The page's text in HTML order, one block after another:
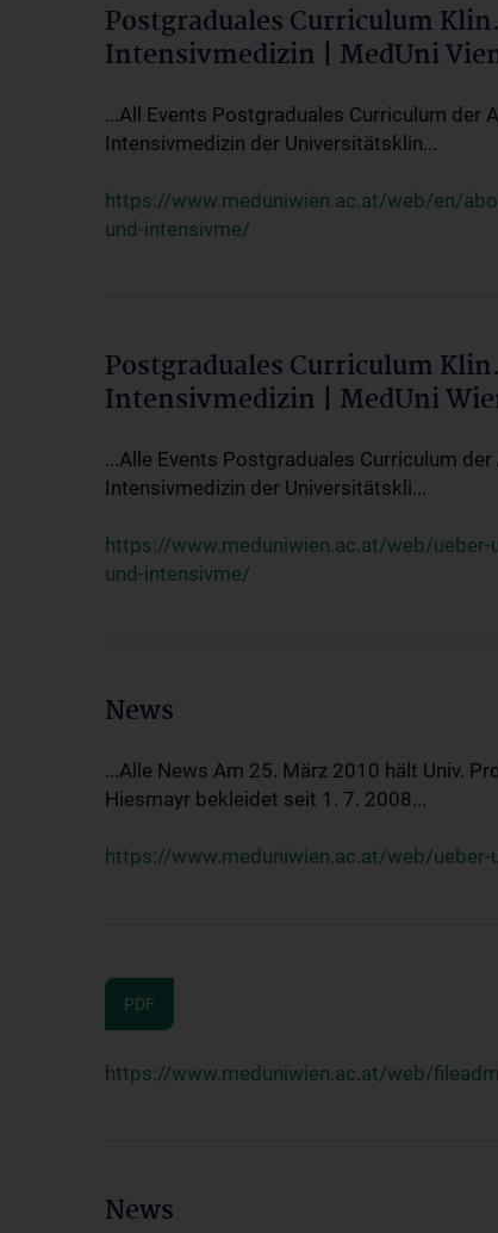
Postgraduales Curriculum
Intensivmedizin | MedUni
...All Events Postgraduales Curriculum der
Intensivmedizin der Universitätsklin...
https://www.meduniwien.ac.at/web/en/
und-intensivme/
Postgraduales Curriculum
Intensivmedizin | MedUni
...Alle Events Postgraduales Curriculum
Intensivmedizin der Universitätskli...
https://www.meduniwien.ac.at/web/
und-intensivme/
News
...Alle News Am 25. März 2010 hält Univ.
Hiesmayr bekleidet seit 1. 7. 2008...
https://www.meduniwien.ac.at/web/
PDF
https://www.meduniwien.ac.at/web/
News